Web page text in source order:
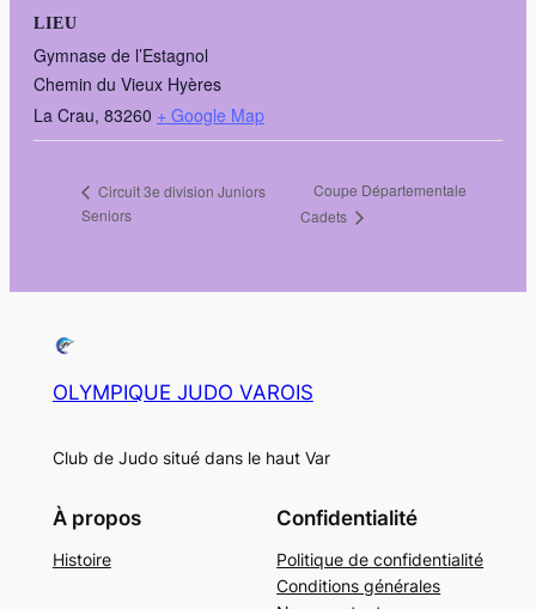
LIEU
Gymnase de l’Estagnol
Chemin du Vieux Hyères
La Crau, 83260 + Google Map
Circuit 3e division Juniors
Seniors
Coupe Départementale
Cadets
OLYMPIQUE JUDO VAROIS
Club de Judo situé dans le haut Var
À propos
Histoire
Confidentialité
Politique de confidentialité
Conditions générales